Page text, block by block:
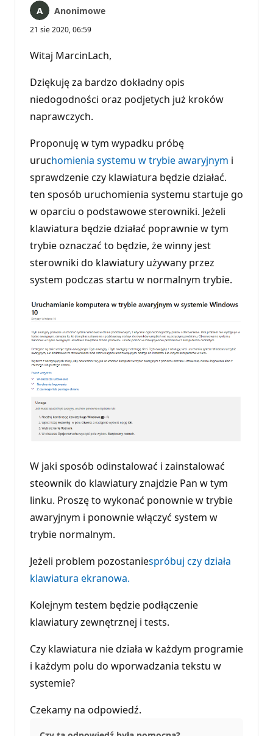
Anonimowe
21 sie 2020, 06:59
Witaj MarcinLach,
Dziękuję za bardzo dokładny opis
niedogodności oraz podjetych już kroków
naprawczych.
Proponuję w tym wypadku próbę
uruchomienia systemu w trybie awaryjnym i
sprawdzenie czy klawiatura będzie działać.
ten sposób uruchomienia systemu startuje go
w oparciu o podstawowe sterowniki. Jeżeli
klawiatura będzie działać poprawnie w tym
trybie oznaczać to będzie, że winny jest
sterowniki do klawiatury używany przez
system podczas startu w normalnym trybie.
W jaki sposób odinstalować i zainstalować
steownik do klawiatury znajdzie Pan w tym
linku. Proszę to wykonać ponownie w trybie
awaryjnym i ponownie włączyć system w
trybie normalnym.
Jeżeli problem pozostaniespróbuj czy działa
klawiatura ekranowa.
Kolejnym testem będzie podłączenie
klawiatury zewnętrznej i tests.
Czy klawiatura nie działa w każdym programie
i każdym polu do wporwadzania tekstu w
systemie?
Czekamy na odpowiedź.